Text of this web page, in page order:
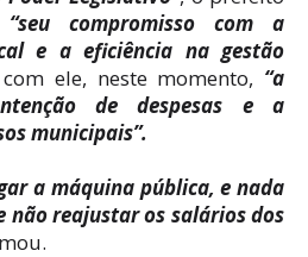
“seu compromisso com a
e a eficiência na gestão
ele, neste momento, “a
de despesas e a
municipais”.
a máquina pública, e nada
não reajustar os salários dos